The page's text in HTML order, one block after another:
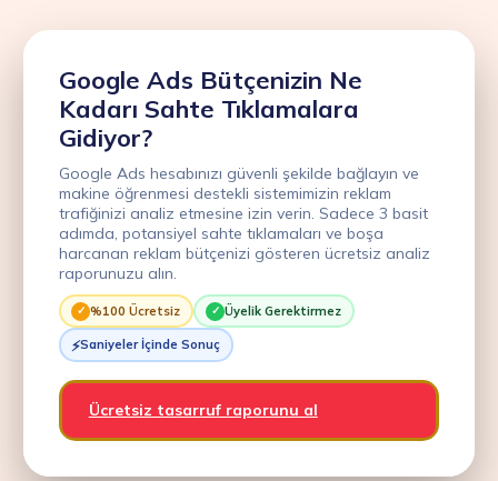
Google Ads Bütçenizin Ne
Kadarı Sahte Tıklamalara
Gidiyor?
Google Ads hesabınızı güvenli şekilde bağlayın ve
makine öğrenmesi destekli sistemimizin reklam
trafiğinizi analiz etmesine izin verin. Sadece 3 basit
adımda, potansiyel sahte tıklamaları ve boşa
harcanan reklam bütçenizi gösteren ücretsiz analiz
raporunuzu alın.
%100 Ücretsiz Üyelik Gerektirmez
Saniyeler İçinde Sonuç
Ücretsiz tasarruf raporunu al